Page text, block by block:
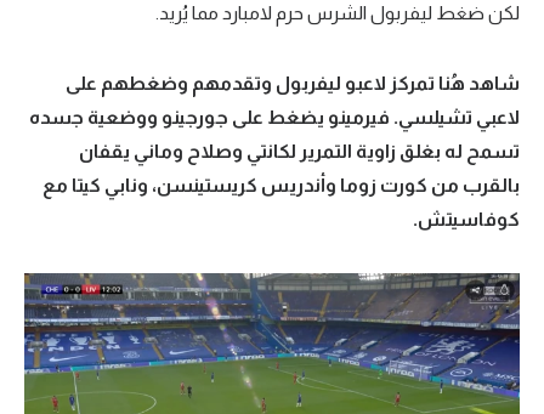
لكن ضغط ليفربول الشرس حرم لامبارد مما يُريد.
شاهد هُنا تمركز لاعبو ليفربول وتقدمهم وضغطهم على
لاعبي تشيلسي. فيرمينو يضغط على جورجينو ووضعية جسده
تسمح له بغلق زاوية التمرير لكانتي وصلاح وماني يقفان
بالقرب من كورت زوما وأندريس كريستينسن، ونابي كيتا مع
كوفاسيتش.